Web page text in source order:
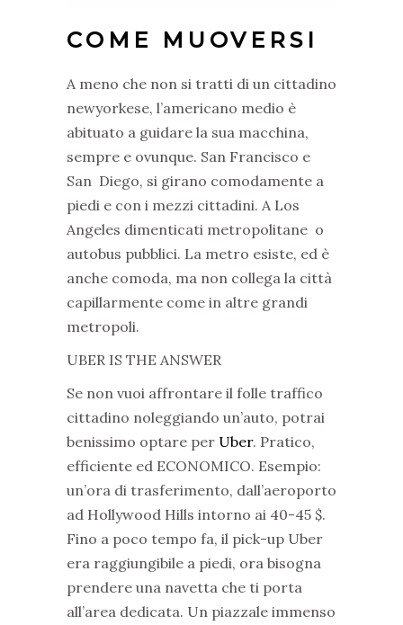
COME MUOVERSI
A meno che non si tratti di un cittadino
newyorkese, l’americano medio è
abituato a guidare la sua macchina,
sempre e ovunque. San Francisco e
San Diego, si girano comodamente a
piedi e con i mezzi cittadini. A Los
Angeles dimenticati metropolitane o
autobus pubblici. La metro esiste, ed è
anche comoda, ma non collega la città
capillarmente come in altre grandi
metropoli.
UBER IS THE ANSWER
Se non vuoi affrontare il folle traffico
cittadino noleggiando un’auto, potrai
benissimo optare per Uber. Pratico,
efficiente ed ECONOMICO. Esempio:
un’ora di trasferimento, dall’aeroporto
ad Hollywood Hills intorno ai 40-45 $.
Fino a poco tempo fa, il pick-up Uber
era raggiungibile a piedi, ora bisogna
prendere una navetta che ti porta
all’area dedicata. Un piazzale immenso